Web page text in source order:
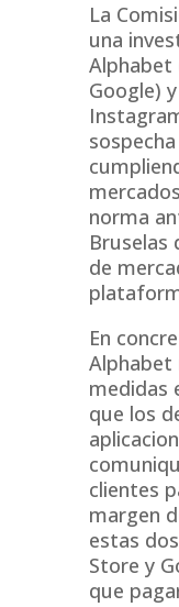
La
una
Alphabet
Google)
norma
Bruselas
de
En
Alphabet
medidas
que los
clientes
margen
estas
Store y
que